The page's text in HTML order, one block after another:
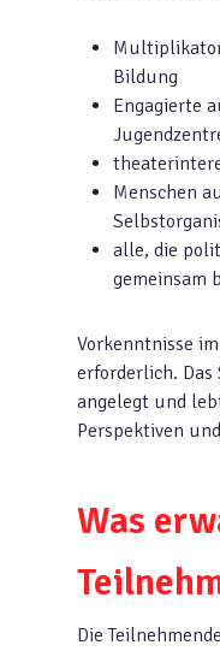
Bildung
Engagierte
Menschen
alle, die
gemeinsam
Vorkenntnisse
erforderlich.
angelegt und
Perspektiven
Was
Die